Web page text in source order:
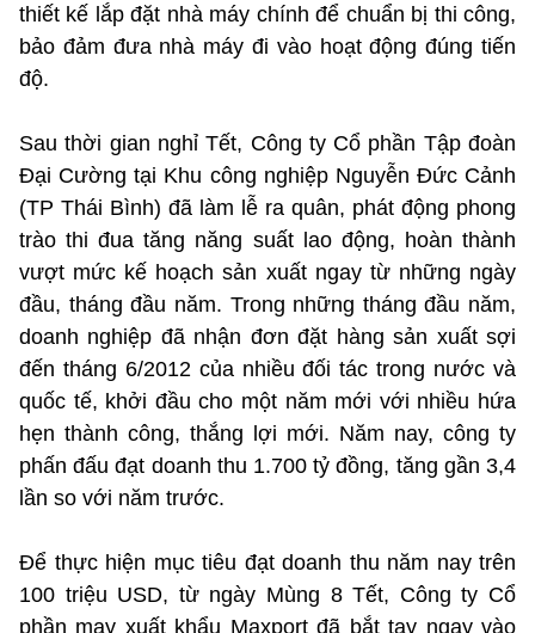
thiết kế lắp đặt nhà máy chính để chuẩn bị thi công,
bảo đảm đưa nhà máy đi vào hoạt động đúng tiến
độ.
Sau thời gian nghỉ Tết, Công ty Cổ phần Tập đoàn
Đại Cường tại Khu công nghiệp Nguyễn Đức Cảnh
(TP Thái Bình) đã làm lễ ra quân, phát động phong
trào thi đua tăng năng suất lao động, hoàn thành
vượt mức kế hoạch sản xuất ngay từ những ngày
đầu, tháng đầu năm. Trong những tháng đầu năm,
doanh nghiệp đã nhận đơn đặt hàng sản xuất sợi
đến tháng 6/2012 của nhiều đối tác trong nước và
quốc tế, khởi đầu cho một năm mới với nhiều hứa
hẹn thành công, thắng lợi mới. Năm nay, công ty
phấn đấu đạt doanh thu 1.700 tỷ đồng, tăng gần 3,4
lần so với năm trước.
Để thực hiện mục tiêu đạt doanh thu năm nay trên
100 triệu USD, từ ngày Mùng 8 Tết, Công ty Cổ
phần may xuất khẩu Maxport đã bắt tay ngay vào